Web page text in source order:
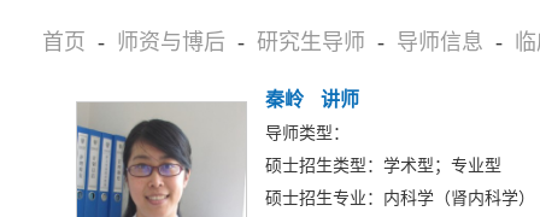
名单
首页 - 师资与博后 - 研究生导师 - 导师信息 -
秦岭 讲师
导师类型：
硕士招生类型：学术型；专业型
硕士招生专业：内科学（肾内科学）